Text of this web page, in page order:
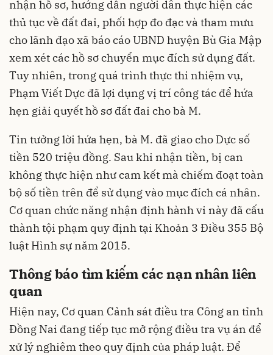
nhận hồ sơ, hướng dẫn người dân thực hiện các
thủ tục về đất đai, phối hợp đo đạc và tham mưu
cho lãnh đạo xã báo cáo UBND huyện Bù Gia Mập
xem xét các hồ sơ chuyển mục đích sử dụng đất.
Tuy nhiên, trong quá trình thực thi nhiệm vụ,
Phạm Viết Dực đã lợi dụng vị trí công tác để hứa
hẹn giải quyết hồ sơ đất đai cho bà M.
Tin tưởng lời hứa hẹn, bà M. đã giao cho Dực số
tiền 520 triệu đồng. Sau khi nhận tiền, bị can
không thực hiện như cam kết mà chiếm đoạt toàn
bộ số tiền trên để sử dụng vào mục đích cá nhân.
Cơ quan chức năng nhận định hành vi này đã cấu
thành tội phạm quy định tại Khoản 3 Điều 355 Bộ
luật Hình sự năm 2015.
Thông báo tìm kiếm các nạn nhân liên
quan
Hiện nay, Cơ quan Cảnh sát điều tra Công an tỉnh
Đồng Nai đang tiếp tục mở rộng điều tra vụ án để
xử lý nghiêm theo quy định của pháp luật. Để